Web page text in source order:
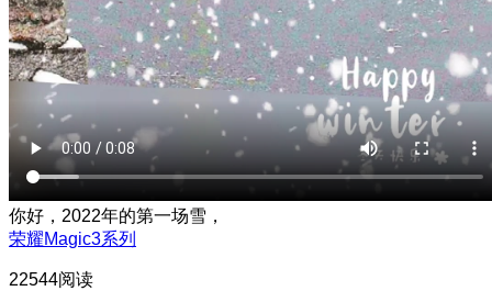
你好，2022年的第一场雪，
荣耀Magic3系列
22544阅读